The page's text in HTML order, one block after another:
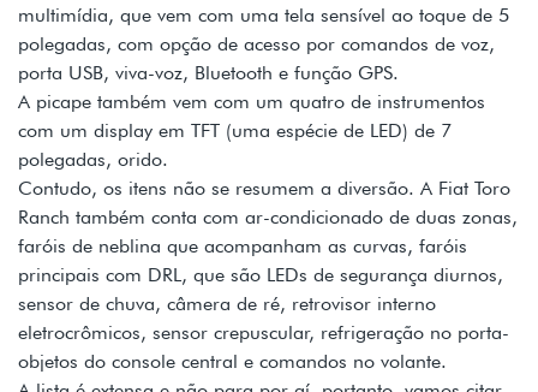
multimídia, que vem com uma tela sensível ao toque de 5
polegadas, com opção de acesso por comandos de voz,
porta USB, viva-voz, Bluetooth e função GPS.
A picape também vem com um quatro de instrumentos
com um display em TFT (uma espécie de LED) de 7
polegadas, orido.
Contudo, os itens não se resumem a diversão. A Fiat Toro
Ranch também conta com ar-condicionado de duas zonas,
faróis de neblina que acompanham as curvas, faróis
principais com DRL, que são LEDs de segurança diurnos,
sensor de chuva, câmera de ré, retrovisor interno
eletrocrômicos, sensor crepuscular, refrigeração no porta-
objetos do console central e comandos no volante.